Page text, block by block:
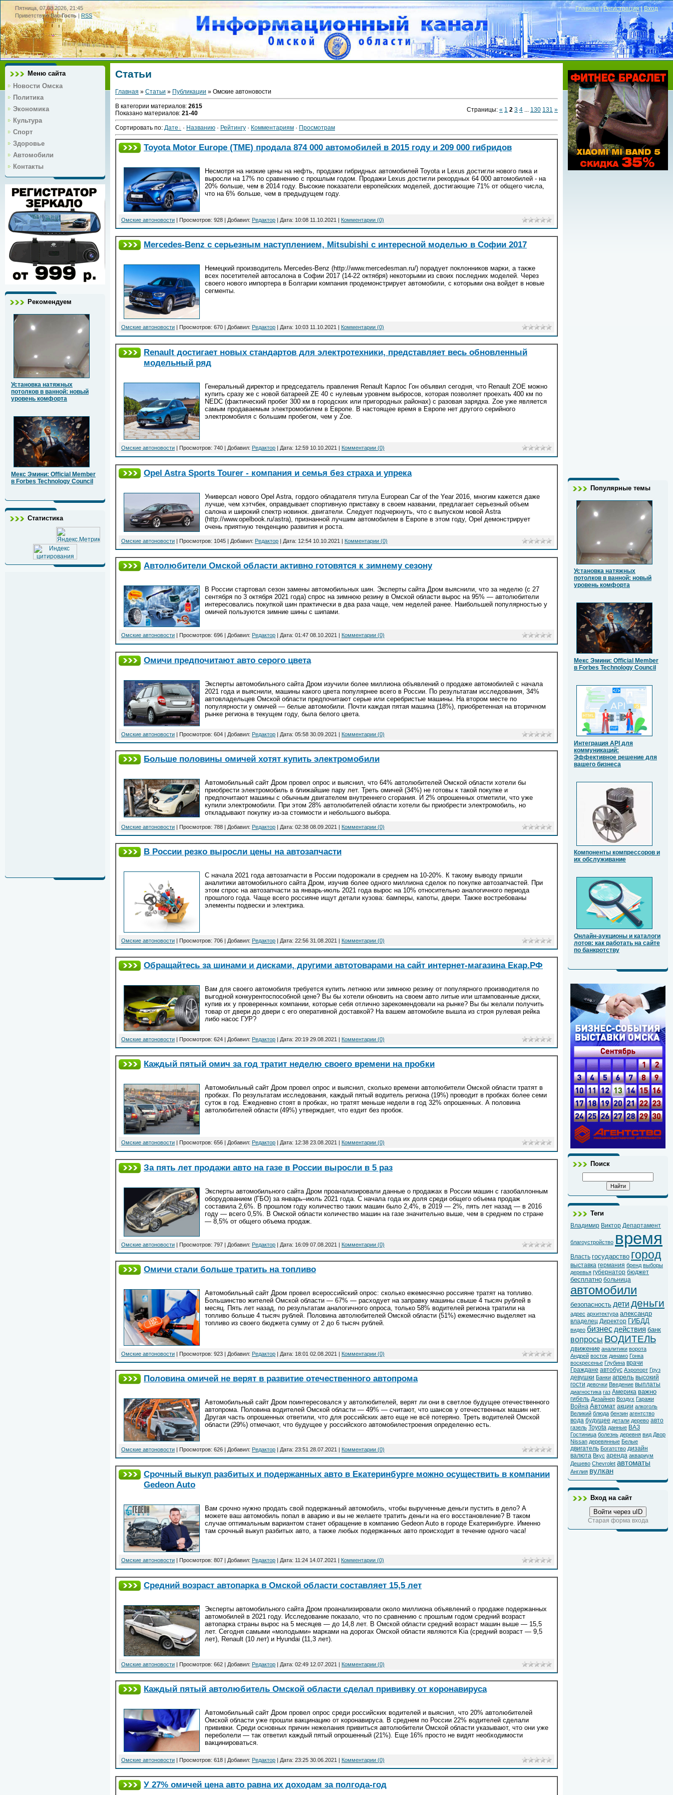
Пятница, 07.08.2026, 21:45
Приветствую Вас Гость|RSS
Главная|Регистрация|Вход
Меню сайта
Новости Омска
Политика
Экономика
Культура
Спорт
Здоровье
Автомобили
Контакты
Рекомендуем
Установка натяжных
потолков в ванной: новый
уровень комфорта
Мекс Эмини: Official Member
в Forbes Technology Council
Статистика
Статьи
Главная » Статьи » Публикации » Омские автоновости
В категории материалов: 2615
Показано материалов: 21-40 Страницы: « 1 2 3 4 130 131 »
Сортировать по: Дате · Названию · Рейтингу · Комментариям · Просмотрам
Toyota Motor Europe (TME) продала 874 000 автомобилей в 2015 году и 209 000 гибридов
Несмотря на низкие цены на нефть, продажи гибридных автомобилей Toyota и Lexus достигли нового пика и
выросли на 17% по сравнению с прошлым годом. Продажи Lexus достигли рекордных 64 000 автомобилей - на
20% больше, чем в 2014 году. Высокие показатели европейских моделей, достигающие 71% от общего числа,
что на 6% больше, чем в предыдущем году.
Омские автоновости | Просмотров: 928 | Добавил: Редактор | Дата: 10:08 11.10.2021 | Комментарии (0)
Mercedes-Benz с серьезным наступлением, Mitsubishi с интересной моделью в Софии 2017
Немецкий производитель Mercedes-Benz (http://www.mercedesman.ru/) порадует поклонников марки, а также
всех посетителей автосалона в Софии 2017 (14-22 октября) некоторыми из своих последних моделей. Через
своего нового импортера в Болгарии компания продемонстрирует автомобили, с которыми она войдет в новые
сегменты.
Омские автоновости | Просмотров: 670 | Добавил: Редактор | Дата: 10:03 11.10.2021 Комментарии (0)
Renault достигает новых стандартов для электротехники, представляет весь обновленный
модельный ряд
Генеральный директор и председатель правления Renault Карлос Гон объявил сегодня, что Renault ZOE можно
купить сразу же с новой батареей ZE 40 с нулевым уровнем выбросов, которая позволяет проехать 400 км по
NEDC (фактический пробег 300 км в городских или пригородных районах) с разовая зарядка. Zoe уже является
самым продаваемым электромобилем в Европе. В настоящее время в Европе нет другого серийного
электромобиля с большим пробегом, чем у Zoe.
Омские автоновости | Просмотров: 740 | Добавил: Редактор | Дата: 12:59 10.10.2021 | Комментарии (0)
Opel Astra Sports Tourer - компания и семья без страха и упрека
Универсал нового Opel Astra, гордого обладателя титула European Car of the Year 2016, многим кажется даже
лучше, чем хэтчбек, оправдывает спортивную приставку в своем названии, предлагает серьезный объем
салона и широкий спектр новинок. двигатели. Следует подчеркнуть, что с выпуском новой Astra
(http://www.opelbook.ru/astra), признанной лучшим автомобилем в Европе в этом году, Opel демонстрирует
очень приятную тенденцию развития и роста.
Омские автоновости | Просмотров: 1045 | Добавил: Редактор | Дата: 12:54 10.10.2021 | Комментарии (0)
Автолюбители Омской области активно готовятся к зимнему сезону
В России стартовал сезон замены автомобильных шин. Эксперты сайта Дром выяснили, что за неделю (с 27
сентября по 3 октября 2021 года) спрос на зимнюю резину в Омской области вырос на 95% — автолюбители
интересовались покупкой шин практически в два раза чаще, чем неделей ранее. Наибольшей популярностью у
омичей пользуются зимние шины с шипами.
Омские автоновости | Просмотров: 696 | Добавил: Редактор | Дата: 01:47 08.10.2021 Комментарии (0)
Омичи предпочитают авто серого цвета
Эксперты автомобильного сайта Дром изучили более миллиона объявлений о продаже автомобилей с начала
2021 года и выяснили, машины какого цвета популярнее всего в России. По результатам исследования, 34%
автовладельцев Омской области предпочитают серые или серебристые машины. На втором месте по
популярности у омичей — белые автомобили. Почти каждая пятая машина (18%), приобретенная на вторичном
рынке региона в текущем году, была белого цвета.
Омские автоновости | Просмотров: 604 | Добавил: Редактор | Дата: 05:58 30.09.2021 | Комментарии (0)
Больше половины омичей хотят купить электромобили
Автомобильный сайт Дром провел опрос и выяснил, что 64% автолюбителей Омской области хотели бы
приобрести электромобиль в ближайшие пару лет. Треть омичей (34%) не готовы к такой покупке и
предпочитают машины с обычным двигателем внутреннего сгорания. И 2% опрошенных отметили, что уже
купили электромобили. При этом 28% автолюбителей области хотели бы приобрести электромобиль, но
откладывают покупку из-за стоимости и небольшого выбора.
Омские автоновости | Просмотров: 788 | Добавил: Редактор | Дата: 02:38 08.09.2021 | Комментарии (0)
В России резко выросли цены на автозапчасти
С начала 2021 года автозапчасти в России подорожали в среднем на 10-20%. К такому выводу пришли
аналитики автомобильного сайта Дром, изучив более одного миллиона сделок по покупке автозапчастей. При
этом спрос на автозапчасти за январь-июль 2021 года вырос на 10% относительно аналогичного периода
прошлого года. Чаще всего россияне ищут детали кузова: бамперы, капоты, двери. Также востребованы
элементы подвески и электрика.
Омские автоновости | Просмотров: 706 | Добавил: Редактор | Дата: 22:56 31.08.2021 | Комментарии (0)
Обращайтесь за шинами и дисками, другими автотоварами на сайт интернет-магазина Екар.РФ
Вам для своего автомобиля требуется купить летнюю или зимнюю резину от популярного производителя по
выгодной конкурентоспособной цене? Вы бы хотели обновить на своем авто литые или штампованные диски,
купив их у проверенных компании, которые себя отлично зарекомендовали на рынке? Вы бы желали получить
товар от двери до двери с его оперативной доставкой? На вашем автомобиле вышла из строя рулевая рейка
либо насос ГУР?
Омские автоновости | Просмотров: 624 | Добавил: Редактор | Дата: 20:19 29.08.2021 | Комментарии (0)
Каждый пятый омич за год тратит неделю своего времени на пробки
Автомобильный сайт Дром провел опрос и выяснил, сколько времени автолюбители Омской области тратят в
пробках. По результатам исследования, каждый пятый водитель региона (19%) проводит в пробках более семи
суток в год. Ежедневно стоят в пробках, но тратят меньше недели в год 32% опрошенных. А половина
автолюбителей области (49%) утверждает, что ездит без пробок.
Омские автоновости | Просмотров: 656 | Добавил: Редактор | Дата: 12:38 23.08.2021 Комментарии (0)
За пять лет продажи авто на газе в России выросли в 5 раз
Эксперты автомобильного сайта Дром проанализировали данные о продажах в России машин с газобаллонным
оборудованием (ГБО) за январь–июль 2021 года. С начала года их доля среди общего объема продаж
составила 2,6%. В прошлом году количество таких машин было 2,4%, в 2019 — 2%, пять лет назад — в 2016
году — всего 0,5%. В Омской области количество машин на газе значительно выше, чем в среднем по стране
— 8,5% от общего объема продаж.
Омские автоновости | Просмотров: 797 | Добавил: Редактор | Дата: 16:09 07.08.2021 | Комментарии (0)
Омичи стали больше тратить на топливо
Автомобильный сайт Дром провел всероссийский опрос: сколько ежемесячно россияне тратят на топливо.
Большинство жителей Омской области — 67% — расходует на заправку машины свыше 4 тысяч рублей в
месяц. Пять лет назад, по результатам аналогичного опроса, только 58% водителей региона тратили на
топливо больше 4 тысяч рублей. Половина автолюбителей Омской области (51%) ежемесячно выделяет на
топливо из своего бюджета сумму от 2 до 6 тысяч рублей.
Омские автоновости | Просмотров: 923 | Добавил: Редактор | Дата: 18:01 02.08.2021 | Комментарии (0)
Половина омичей не верят в развитие отечественного автопрома
Автомобильный сайт Дром поинтересовался у автолюбителей, верят ли они в светлое будущее отечественного
автопрома. Половина водителей Омской области — 49% — считают, что шансов у отечественных машин нет.
Другая часть опрошенных ответили, что для российских авто еще не всё потеряно. Треть водителей Омской
области (29%) отмечают, что будущее у российского автомобилестроения определенно есть.
Омские автоновости | Просмотров: 626 | Добавил: Редактор | Дата: 23:51 28.07.2021 | Комментарии (0)
Срочный выкуп разбитых и подержанных авто в Екатеринбурге можно осуществить в компании
Gedeon Auto
Вам срочно нужно продать свой подержанный автомобиль, чтобы вырученные деньги пустить в дело? А
можете ваш автомобиль попал в аварию и вы не желаете тратить деньги на его восстановление? В таком
случае оптимальным вариантом станет обращение в компанию Gedeon Auto в городе Екатеринбурге. Именно
там срочный выкуп разбитых авто, а также любых подержанных авто происходит в течение одного часа!
Омские автоновости | Просмотров: 807 | Добавил: Редактор | Дата: 11:24 14.07.2021 Комментарии (0)
Средний возраст автопарка в Омской области составляет 15,5 лет
Эксперты автомобильного сайта Дром проанализировали около миллиона объявлений о продаже подержанных
автомобилей в 2021 году. Исследование показало, что по сравнению с прошлым годом средний возраст
автопарка страны вырос на 5 месяцев — до 14,8 лет. В Омской области средний возраст машин выше — 15,5
лет. Сегодня самыми «молодыми» марками на дорогах Омской области являются Kia (средний возраст — 9,5
лет), Renault (10 лет) и Hyundai (11,3 лет).
Омские автоновости | Просмотров: 662 | Добавил: Редактор | Дата: 02:49 12.07.2021 | Комментарии (0)
Каждый пятый автолюбитель Омской области сделал прививку от коронавируса
Автомобильный сайт Дром провел опрос среди российских водителей и выяснил, что 20% автолюбителей
Омской области уже прошли вакцинацию от коронавируса. В среднем по России 22% водителей сделали
прививки. Среди основных причин нежелания привиться автолюбители Омской области указывают, что они уже
переболели — так ответил каждый пятый опрошенный (21%). Еще 16% просто не видят необходимости
вакцинироваться.
Омские автоновости | Просмотров: 618 | Добавил: Редактор | Дата: 23:25 30.06.2021 | Комментарии (0)
У 27% омичей цена авто равна их доходам за полгода-год
Популярные темы
Установка натяжных
потолков в ванной: новый
уровень комфорта
Мекс Эмини: Official Member
в Forbes Technology Council
Интеграция API для
коммуникаций:
Эффективное решение для
вашего бизнеса
Компоненты компрессоров и
их обслуживание
Онлайн-аукционы и каталоги
лотов: как работать на сайте
по банкротству
Поиск
Теги
Владимир Виктор Департамент
благоустройство время
Власть государство город
выставка германия бренд выборы
деревья губернатор бюджет
бесплатно больница
автомобили
безопасность дети деньги
адрес архитектура александр
владелец Директор ГИБДД
видео бизнесдействия банк
вопросы ВОДИТЕЛЬ
движение аналитики ворота
Андрей восток динамо Гонка
воскресенье Глубина врачи
Граждане автобус Аэропорт Груз
девушки Банки апрель высокий
гости девочки Введение выплаты
диагностика газ Америка важно
гибель Дизайнер Воздух Гаражи
Война Автомат акции алкоголь
Великий блюда бензин агентство
вода будущее детали дерево авто
газель Toyota данные ВАЗ
Гостиница болезнь деревня вид Двор
Nissan деревянные Белые
двигатель Богатство дизайн
валюта Вкус аренда аквариум
Дешево Chevrolet автоматы
Англия вулкан
Вход на сайт
Войти через uID
Старая форма входа